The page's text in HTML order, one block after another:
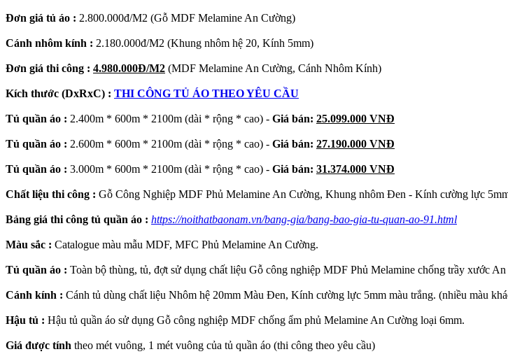
Đơn giá tủ áo : 2.800.000đ/M2 (Gỗ MDF Melamine An Cường)
Cánh nhôm kính : 2.180.000đ/M2 (Khung nhôm hệ 20, Kính 5mm)
Đơn giá thi công : 4.980.000Đ/M2 (MDF Melamine An Cường, Cánh Nhôm Kính)
Kích thước (DxRxC) : THI CÔNG TỦ ÁO THEO YÊU CẦU
Tủ quần áo : 2.400m * 600m * 2100m (dài * rộng * cao) - Giá bán: 25.099.000 VNĐ
Tủ quần áo : 2.600m * 600m * 2100m (dài * rộng * cao) - Giá bán: 27.190.000 VNĐ
Tủ quần áo : 3.000m * 600m * 2100m (dài * rộng * cao) - Giá bán: 31.374.000 VNĐ
Chất liệu thi công : Gỗ Công Nghiệp MDF Phủ Melamine An Cường, Khung nhôm Đen - Kính cường lực
Bảng giá thi công tủ quần áo : https://noithatbaonam.vn/bang-gia/bang-bao-gia-tu-quan-ao-91.html
Màu sắc : Catalogue màu mẫu MDF, MFC Phủ Melamine An Cường.
Tủ quần áo : Toàn bộ thùng, tủ, đợt sử dụng chất liệu Gỗ công nghiệp MDF Phủ Melamine chống trầy xước
Cánh kính : Cánh tủ dùng chất liệu Nhôm hệ 20mm Màu Đen, Kính cường lực 5mm màu trắng. (nhiều màu
Hậu tủ : Hậu tủ quần áo sử dụng Gỗ công nghiệp MDF chống ẩm phủ Melamine An Cường loại 6mm.
Giá được tính theo mét vuông, 1 mét vuông của tủ quần áo (thi công theo yêu cầu)